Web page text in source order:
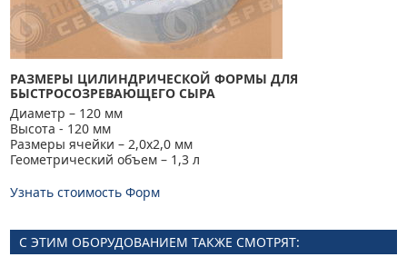
РАЗМЕРЫ ЦИЛИНДРИЧЕСКОЙ ФОРМЫ ДЛЯ
БЫСТРОСОЗРЕВАЮЩЕГО СЫРА
Диаметр – 120 мм
Высота - 120 мм
Размеры ячейки – 2,0х2,0 мм
Геометрический объем – 1,3 л
Узнать стоимость Форм
С ЭТИМ ОБОРУДОВАНИЕМ ТАКЖЕ СМОТРЯТ: